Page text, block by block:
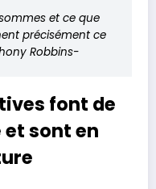
et ce que
précisément ce
Robbins-
font de
et sont en